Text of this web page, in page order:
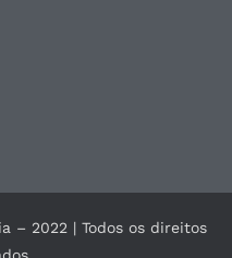
– 2022 | Todos os direitos